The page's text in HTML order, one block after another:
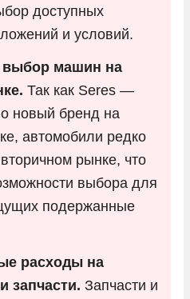
доступных
и условий.
машин на
Так как Seres —
новый бренд на
автомобили редко
рынке, что
выбора для
подержанные
расходы на
запчасти. Запчасти и